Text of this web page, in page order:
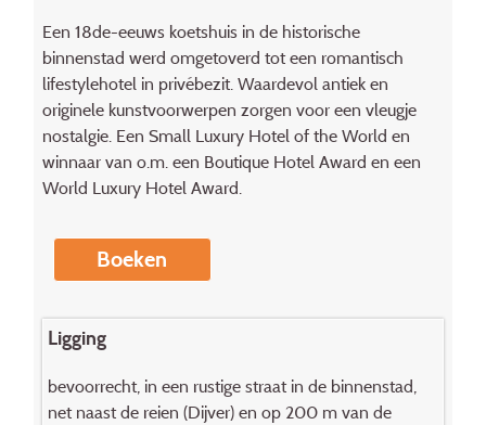
Een 18de-eeuws koetshuis in de histo­rische
binnenstad werd omgetoverd tot een romantisch
lifestylehotel in privé­bezit. Waardevol antiek en
originele kunstvoorwerpen zorgen voor een vleugje
nostalgie. Een Small Luxury Hotel of the World en
winnaar van o.m. een Boutique Hotel Award en een
World Luxury Hotel Award.
Boeken
Ligging
bevoorrecht, in een rustige straat in de binnenstad,
net naast de reien (Dijver) en op 200 m van de